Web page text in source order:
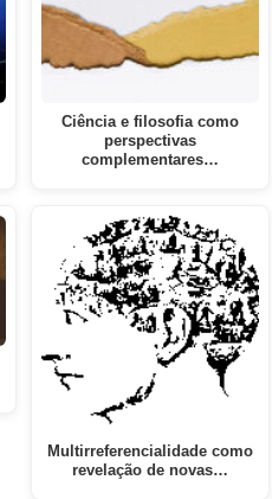
Ciência e filosofia como
perspectivas
complementares…
Multirreferencialidade como
revelação de novas…